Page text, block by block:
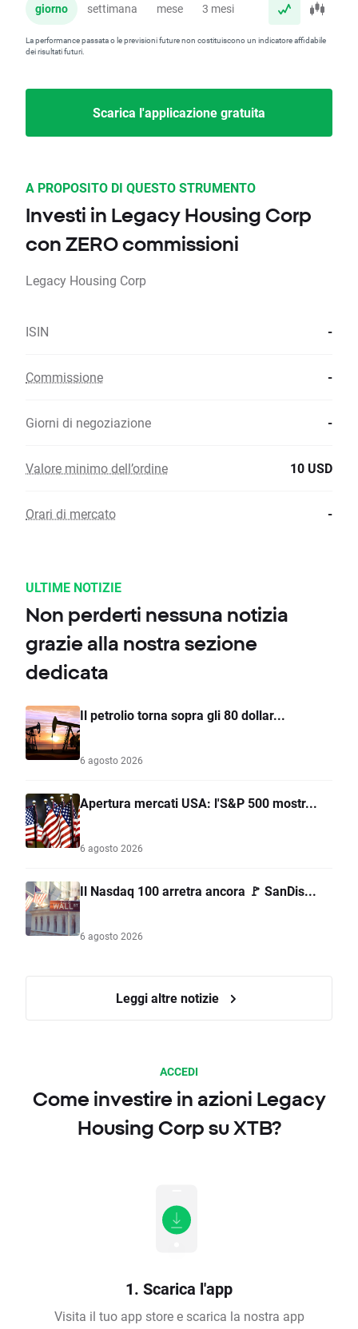
giorno settimana mese 3 mesi anno
La performance passata o le previsioni future non costituiscono un indicatore affidabile
dei risultati futuri.
Scarica l'applicazione gratuita
A PROPOSITO DI QUESTO STRUMENTO
Investi in Legacy Housing Corp
con ZERO commissioni
Legacy Housing Corp
ISIN -
Commissione -
Giorni di negoziazione -
Valore minimo dell’ordine 10 USD
Orari di mercato -
ULTIME NOTIZIE
Non perderti nessuna notizia
grazie alla nostra sezione
dedicata
Il petrolio torna sopra gli 80 dollar...
6 agosto 2026
Apertura mercati USA: l'S&P 500 mostr...
6 agosto 2026
Il Nasdaq 100 arretra ancora 🚩 SanDis...
6 agosto 2026
Leggi altre notizie
ACCEDI
Come investire in azioni Legacy
Housing Corp su XTB?
1. Scarica l'app
Visita il tuo app store e scarica la nostra app